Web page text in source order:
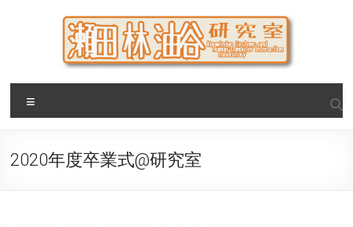
瀬田・林・油谷研究室
大阪公立大学 大学院 情報学研究科 学際情報学専攻 / 大阪府
立大学 理学部 情報数理科学科(大学院 理学系研究科 情報数理
2020年度卒業式@研究室